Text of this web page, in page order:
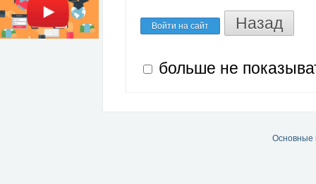
Войти на сайт Назад
больше не
Основные